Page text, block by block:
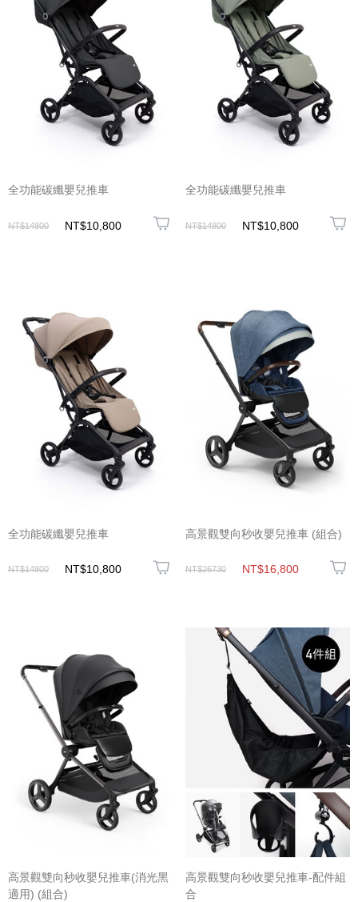
全功能碳纖嬰兒推車
NT$14800 NT$10,800
全功能碳纖嬰兒推車
NT$14800 NT$10,800
全功能碳纖嬰兒推車
NT$14800 NT$10,800
高景觀雙向秒收嬰兒推車 (組合)
NT$26730 NT$16,800
高景觀雙向秒收嬰兒推車(消光黑
適用) (組合)
高景觀雙向秒收嬰兒推車-配件組
合